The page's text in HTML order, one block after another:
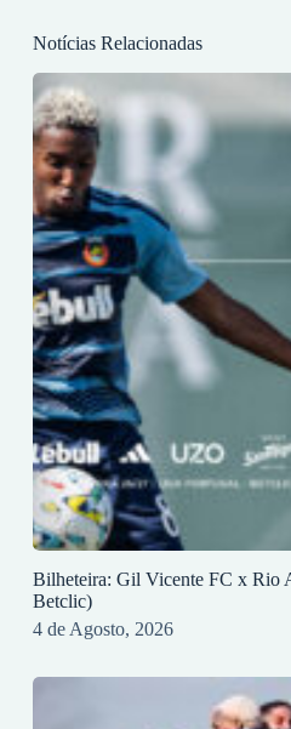
Notícias Relacionadas
Bilheteira: Gil Vicente FC x Rio
Betclic)
4 de Agosto, 2026